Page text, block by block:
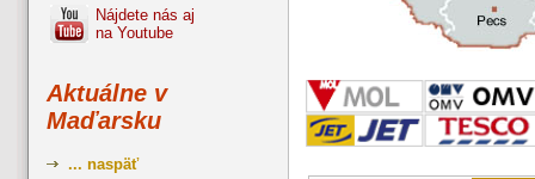
Nájdete nás aj
na Youtube
Aktuálne v
Maďarsku
... naspäť